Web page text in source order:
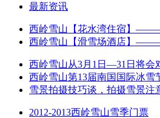
最新资讯
西岭雪山【花水湾住宿】
西岭雪山【滑雪场酒店】
西岭雪山从3月1日—31日将会
西岭雪山第13届南国国际冰雪
雪景拍摄技巧谈，拍摄雪景注
2012-2013西岭雪山雪季门票